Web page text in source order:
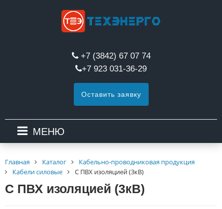
+7 (3842) 67 07 74
+7 923 031-36-29
Оставить заявку
МЕНЮ
Главная Каталог
Кабельно-проводниковая продукция
Кабели силовые
С ПВХ изоляцией (3кВ)
С ПВХ изоляцией (3кВ)